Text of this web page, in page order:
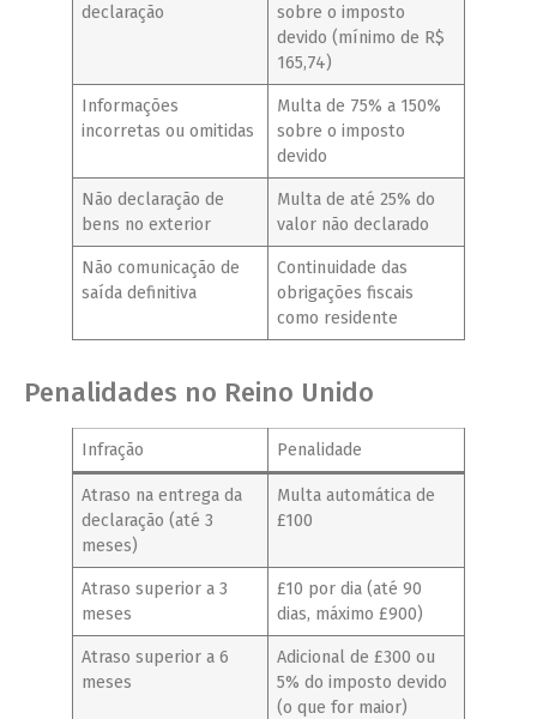
declaração
sobre o imposto
devido (mínimo de R$
165,74)
Informações
incorretas ou omitidas
Multa de 75% a 150%
sobre o imposto
devido
Não declaração de
bens no exterior
Multa de até 25% do
valor não declarado
Não comunicação de
saída definitiva
Continuidade das
obrigações fiscais
como residente
Penalidades no Reino Unido
Infração Penalidade
Atraso na entrega da
declaração (até 3
meses)
Multa automática de
£100
Atraso superior a 3
meses
£10 por dia (até 90
dias, máximo £900)
Atraso superior a 6
meses
Adicional de £300 ou
5% do imposto devido
(o que for maior)